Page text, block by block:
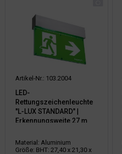
Artikel-Nr.: 103.2004
LED-
Rettungszeichenleuchte
"L-LUX STANDARD" |
Erkennungsweite 27 m
Material: Aluminium
Größe: BHT: 27,40 x 21,30 x